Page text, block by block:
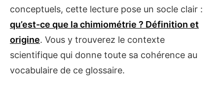
conceptuels, cette lecture pose un socle clair :
qu’est-ce que la chimiométrie ? Définition et
origine. Vous y trouverez le contexte
scientifique qui donne toute sa cohérence au
vocabulaire de ce glossaire.